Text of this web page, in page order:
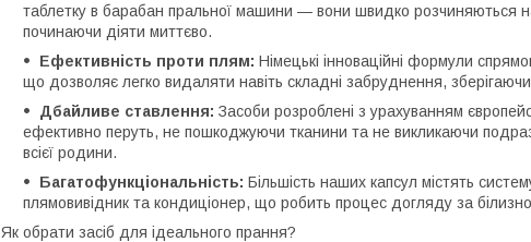
таблетку в барабан пральної машини — вони швидко розчиняються
починаючи діяти миттєво.
Ефективність проти плям: Німецькі інноваційні формули
що дозволяє легко видаляти навіть складні забруднення,
Дбайливе ставлення: Засоби розроблені з урахуванням
ефективно перуть, не пошкоджуючи тканини та не викликаючи
всієї родини.
Багатофункціональність: Більшість наших капсул містять
плямовивідник та кондиціонер, що робить процес догляду за
Як обрати засіб для ідеального прання?